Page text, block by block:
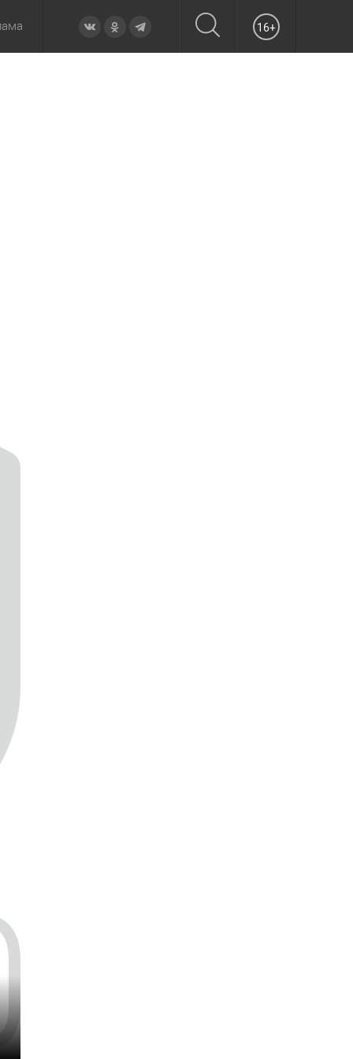
16+